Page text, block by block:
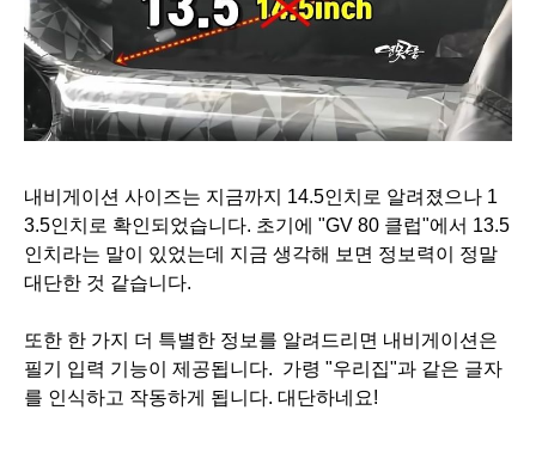
내비게이션 사이즈는 지금까지 14.5인치로 알려졌으나 1
3.5인치로 확인되었습니다. 초기에 "GV 80 클럽"에서 13.5
인치라는 말이 있었는데 지금 생각해 보면 정보력이 정말
대단한 것 같습니다.
또한 한 가지 더 특별한 정보를 알려드리면 내비게이션은
필기 입력 기능이 제공됩니다. 가령 "우리집"과 같은 글자
를 인식하고 작동하게 됩니다. 대단하네요!